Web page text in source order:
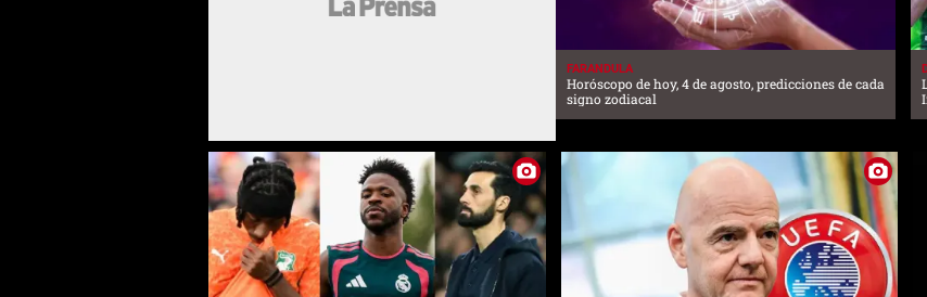
FARANDULA
Horóscopo de hoy, 4 de agosto, predicciones de cada
signo zodiacal